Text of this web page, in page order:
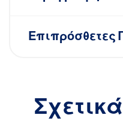
Επιπρόσθετες